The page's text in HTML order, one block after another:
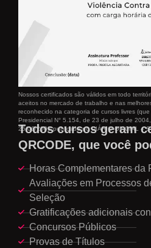
Nossos certificados são válidos em todo
aceitos no mercado de trabalho e nas
reconhecido na categoria de cursos livres
Presidencial N° 5.154, de 23 de julho de
25/06/2002 publicado no DIÁRIO OFICIAL –
Todos cursos geram
QRCODE, que você
Horas Complementares da
Avaliações em Processos
Seleção
Gratificações adicionais
Concursos Públicos
Provas de Títulos